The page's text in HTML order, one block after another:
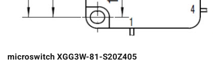
microswitch XGG3W-81-S20Z405